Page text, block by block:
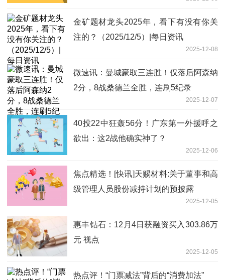
金矿题材龙头2025年，看下有没有你关
注的？（2025/12/5）|每日资讯
2025-12-08
微速讯：曼城豪取三连胜！仅落后阿森纳
2分，8战桑德兰全胜，连刷5纪录
2025-12-07
40投22中狂轰56分！广东第一外援呼之
欲出：这2战他确实神了？
2025-12-06
焦点精选！[快讯]天赐材料:关于董事和高
级管理人员股份减持计划的预披露
2025-12-05
惠丰钻石：12月4日获融资买入303.86万
元 视点
2025-12-05
热点评！“门票减法”背后的“消费加法”